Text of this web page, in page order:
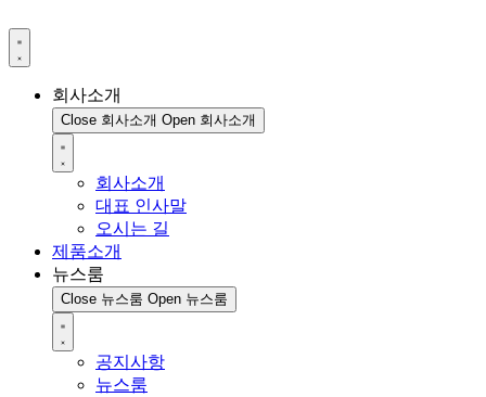
회사소개
Close 회사소개 Open 회사소개
회사소개
대표 인사말
오시는 길
제품소개
뉴스룸
Close 뉴스룸 Open 뉴스룸
공지사항
뉴스룸